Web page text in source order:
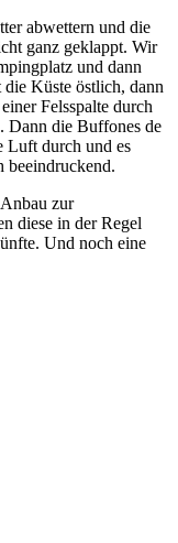
abwettern und die
ganz geklappt. Wir
und dann
Küste östlich, dann
Felsspalte durch
Dann die Buffones de
Luft durch und es
beeindruckend.
zur
diese in der Regel
Und noch eine